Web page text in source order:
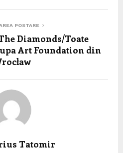
POSTARE
Diamonds/Toate
Art Foundation din
Tatomir